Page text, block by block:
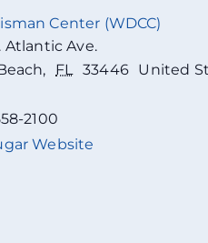
Center (WDCC)
Atlantic Ave.
, FL 33446 United
2100
Website